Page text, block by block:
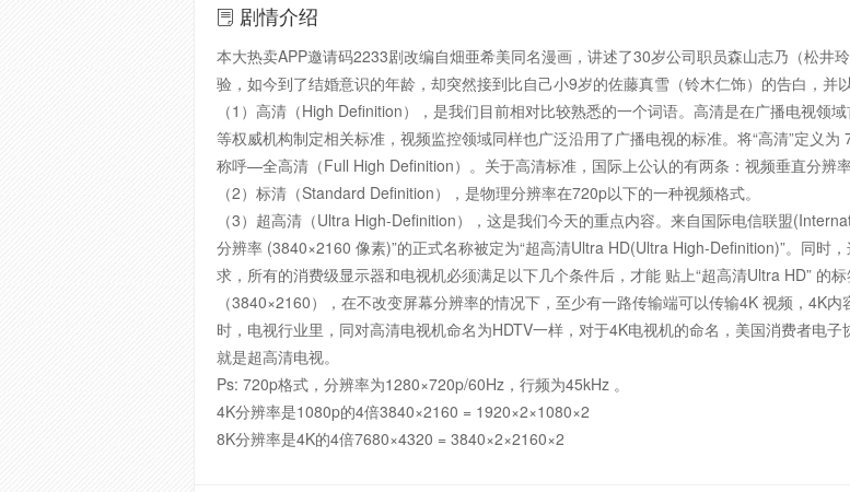
剧情介绍
本大热卖APP邀请码2233剧改编自畑亜希美同名漫画，讲述了30岁公司职员森山志乃（松井
验，如今到了结婚意识的年龄，却突然接到比自己小9岁的佐藤真雪（铃木仁饰）的告白，并
（1）高清（High Definition），是我们目前相对比较熟悉的一个词语。高清是在广播电视领
等权威机构制定相关标准，视频监控领域同样也广泛沿用了广播电视的标准。将“高清”定义
称呼—全高清（Full High Definition）。关于高清标准，国际上公认的有两条：视频垂直分辨
（2）标清（Standard Definition），是物理分辨率在720p以下的一种视频格式。
（3）超高清（Ultra High-Definition），这是我们今天的重点内容。来自国际电信联盟
分辨率 (3840×2160 像素)”的正式名称被定为“超高清Ultra HD(Ultra High-Definition)”。同时
求，所有的消费级显示器和电视机必须满足以下几个条件后，才能 贴上“超高清Ultra HD” 的
（3840×2160），在不改变屏幕分辨率的情况下，至少有一路传输端可以传输4K 视频，4K
时，电视行业里，同对高清电视机命名为HDTV一样，对于4K电视机的命名，美国消费者电
就是超高清电视。
Ps: 720p格式，分辨率为1280×720p/60Hz，行频为45kHz 。
4K分辨率是1080p的4倍3840×2160 = 1920×2×1080×2
8K分辨率是4K的4倍7680×4320 = 3840×2×2160×2